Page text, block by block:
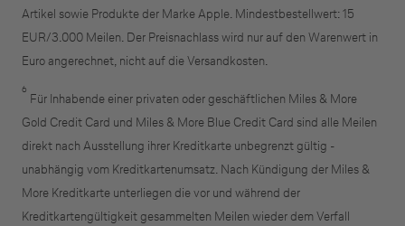
Artikel sowie Produkte der Marke Apple. Mindestbestellwert: 15
EUR/3.000 Meilen. Der Preisnachlass wird nur auf den Warenwert in
Euro angerechnet, nicht auf die Versandkosten.
6
Für Inhabende einer privaten oder geschäftlichen Miles & More
Gold Credit Card und Miles & More Blue Credit Card sind alle Meilen
direkt nach Ausstellung ihrer Kreditkarte unbegrenzt gültig -
unabhängig vom Kreditkartenumsatz. Nach Kündigung der Miles &
More Kreditkarte unterliegen die vor und während der
Kreditkartengültigkeit gesammelten Meilen wieder dem Verfall